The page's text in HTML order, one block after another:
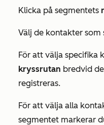
Klicka på segmentets
Välj de kontakter som
För att välja specifika
kryssrutan bredvid
registreras.
För att välja alla
segmentet markerar